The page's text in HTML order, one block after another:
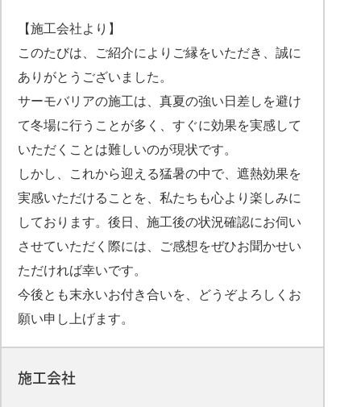
【施工会社より】
このたびは、ご紹介によりご縁をいただき、誠に
ありがとうございました。
サーモバリアの施工は、真夏の強い日差しを避け
て冬場に行うことが多く、すぐに効果を実感して
いただくことは難しいのが現状です。
しかし、これから迎える猛暑の中で、遮熱効果を
実感いただけることを、私たちも心より楽しみに
しております。後日、施工後の状況確認にお伺い
させていただく際には、ご感想をぜひお聞かせい
ただければ幸いです。
今後とも末永いお付き合いを、どうぞよろしくお
願い申し上げます。
施工会社